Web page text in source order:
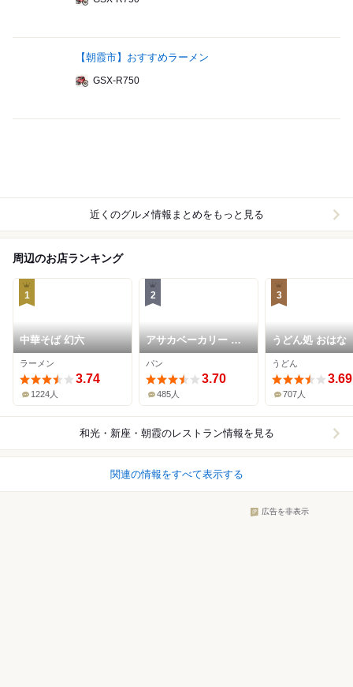
【朝霞市】おすすめラーメン
GSX-R750
近くのグルメ情報まとめをもっと見る
周辺のお店ランキング
1
中華そば 幻六
ラーメン
3.74
1224人
2
アサカベーカリー 朝
霞台店
パン
3.70
485人
3
うどん処 おはな
うどん
3.69
707人
和光・新座・朝霞のレストラン情報を見る
関連の情報をすべて表示する
広告を非表示